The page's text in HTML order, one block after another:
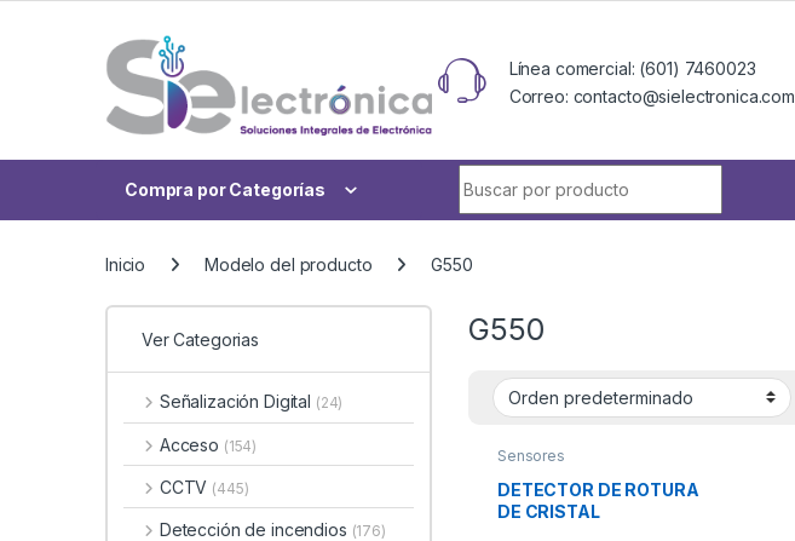
Línea comercial: (601) 7460023
Correo: contacto@sielectronica.com
Compra por Categorías
Inicio Modelo del producto G550
G550
Sensores
DETECTOR DE ROTURA
DE CRISTAL
Ver Categorias
Señalización Digital (24)
Acceso (154)
CCTV (445)
Detección de incendios (176)